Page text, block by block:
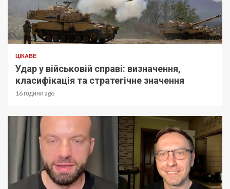
ЦІКАВЕ
Удар у військовій справі: визначення,
класифікація та стратегічне значення
16 години ago